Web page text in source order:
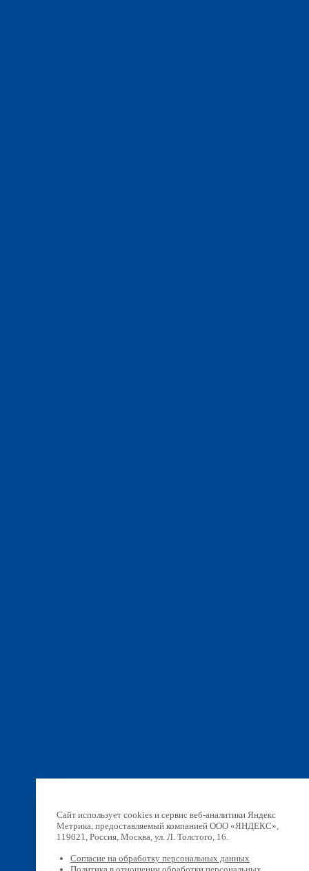
Сайт использует cookies и сервис веб-аналитики Яндекс
Метрика, предоставляемый компанией ООО «ЯНДЕКС»,
119021, Россия, Москва, ул. Л. Толстого, 16.
Согласие на обработку персональных данных